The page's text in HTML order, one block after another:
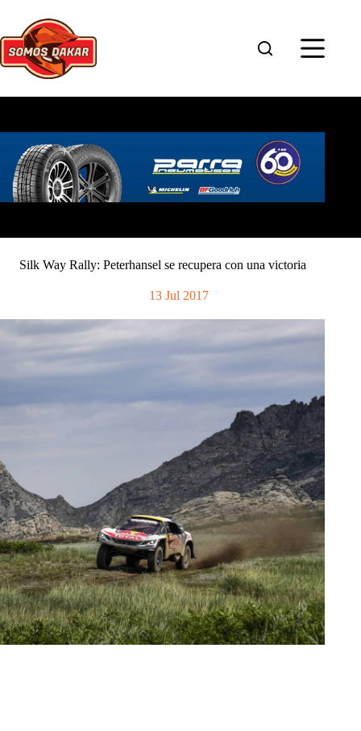
contenido
Silk Way Rally: Peterhansel se recupera con una victoria
13 Jul 2017